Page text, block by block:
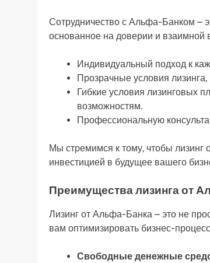
Сотрудничество с Альфа-Банком –
основанное на доверии и взаимной
Индивидуальный подход к
Прозрачные условия
Гибкие условия лизинговых
возможностям.
Профессиональную
Мы стремимся к тому, чтобы
инвестицией в будущее вашего
Преимущества лизинга от
Лизинг от Альфа-Банка – это не
вам оптимизировать бизнес-
Свободные денежные